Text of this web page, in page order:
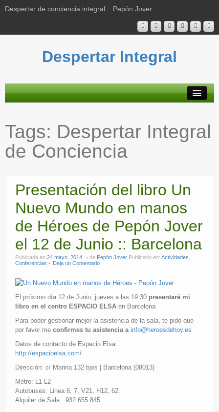
Despertar de conciencia integral :: Pepón Jover
Despertar Integral
Actividades
Blog
Mapa contenidos
Contacto
Tags: Despertar Integral
de Conciencia
Presentación del libro Un
Nuevo Mundo en manos
de Héroes de Pepón Jover
el 12 de Junio :: Barcelona
Publicada en 24 mayo, 2014 de Pepón Jover Publicado en: Actividades
Conferencias
Deja un Comentario
El próximo día 12 de Junio, jueves a las 19:30 presentaré mi
libro en el centro ESPACIO ELSA en Barcelona.
Para poder gestionar mejor la asistencia de la sala, te pido que
por favor me confirmes tu asistencia a info@heroesdehoy.es
Datos de contacto de Espacio Elsa:
http://espacioelsa.com/
Dirección: c/ Marina 132 bjos | Barcelona (08013)
Metro: L1 L2
Autobuses: Linea 6, 7, V21, H12, 62.
Alquiler de Sala.: 932 655 845